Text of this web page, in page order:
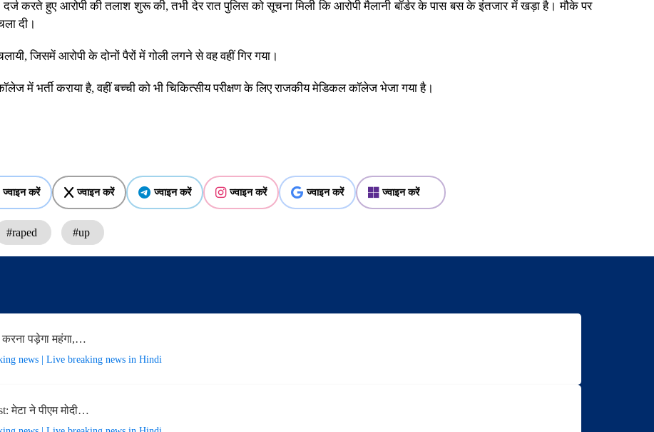
दर्ज करते हुए आरोपी की तलाश शुरू की, तभी देर रात पुलिस को सूचना मिली कि आरोपी मैलानी बॉर्डर के पास बस के इंतजार में खड़ा है। मौके पर
दी।
जिसमें आरोपी के दोनों पैरों में गोली लगने से वह वहीं गिर गया।
में भर्ती कराया है, वहीं बच्ची को भी चिकित्सीय परीक्षण के लिए राजकीय मेडिकल कॉलेज भेजा गया है।
ज्वाइन करें ज्वाइन करें ज्वाइन करें ज्वाइन करें ज्वाइन करें ज्वाइन करें
#raped #up
पड़ेगा महंगा,…
news | Live breaking news in Hindi
मेटा ने पीएम मोदी…